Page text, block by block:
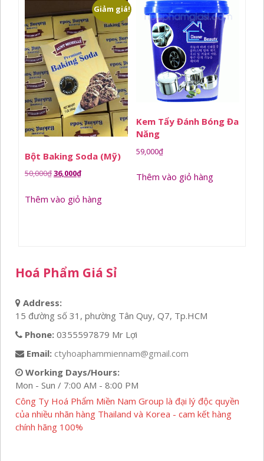
Giảm giá!
Bột Baking Soda (Mỹ)
50,000₫Giá
là:
36,000₫Giá
tại
Thêm vào giỏ hàng
Kem Tẩy Đánh Bóng Đa
Năng
59,000₫
Thêm vào giỏ hàng
Hoá Phẩm Giá Sỉ
Address:
15 đường số 31, phường Tân Quy, Q7, Tp.HCM
Phone: 0355597879 Mr Lợi
Email: ctyhoaphammiennam@gmail.com
Working Days/Hours:
Mon - Sun / 7:00 AM - 8:00 PM
Công Ty Hoá Phẩm Miền Nam Group là đại lý độc quyền
của nhiều nhãn hàng Thailand và Korea - cam kết hàng
chính hãng 100%